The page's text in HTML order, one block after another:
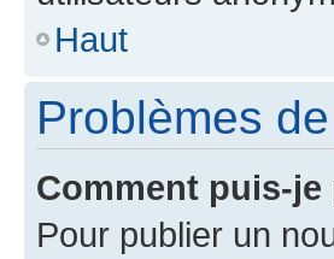
Haut
Problèmes
Comment puis-
Pour publier un